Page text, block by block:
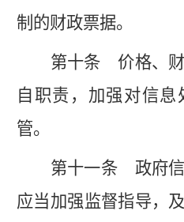
制的财政票据。
第十条 价格、
自职责，加强对信
管。
第十一条 政府信
应当加强监督指导，